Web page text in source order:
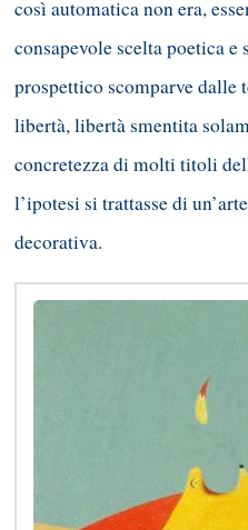
così automatica non era,
consapevole scelta poetica
prospettico scomparve dalle
libertà, libertà smentita
concretezza di molti titoli
l’ipotesi si trattasse di
decorativa.